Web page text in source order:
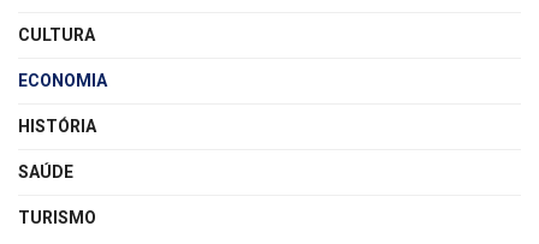
CULTURA
ECONOMIA
HISTÓRIA
SAÚDE
TURISMO